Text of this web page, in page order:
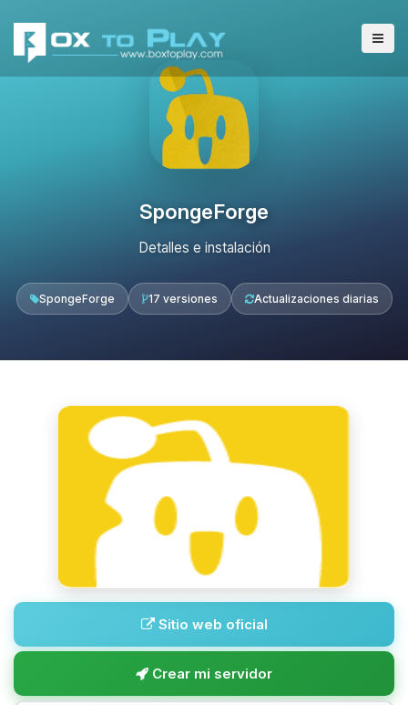
SpongeForge
Detalles e instalación
SpongeForge 17 versiones Actualizaciones diarias
Sitio web oficial
Crear mi servidor